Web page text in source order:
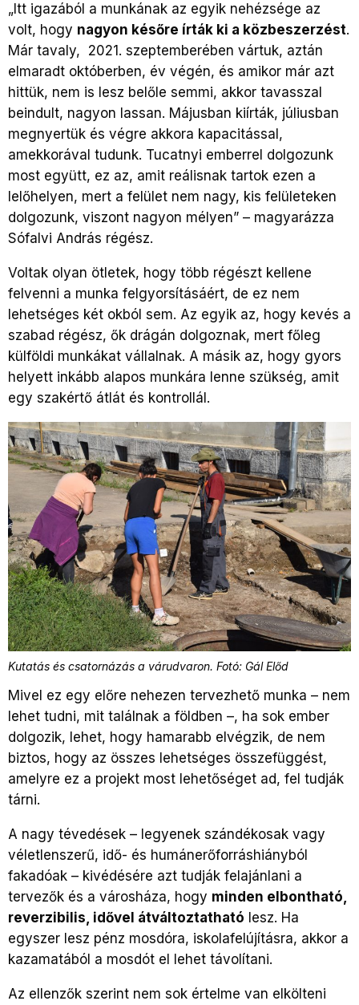
„Itt igazából a munkának az egyik nehézsége az
volt, hogy nagyon későre írták ki a közbeszerzést.
Már tavaly, 2021. szeptemberében vártuk, aztán
elmaradt októberben, év végén, és amikor már azt
hittük, nem is lesz belőle semmi, akkor tavasszal
beindult, nagyon lassan. Májusban kiírták, júliusban
megnyertük és végre akkora kapacitással,
amekkorával tudunk. Tucatnyi emberrel dolgozunk
most együtt, ez az, amit reálisnak tartok ezen a
lelőhelyen, mert a felület nem nagy, kis felületeken
dolgozunk, viszont nagyon mélyen” – magyarázza
Sófalvi András régész.
Voltak olyan ötletek, hogy több régészt kellene
felvenni a munka felgyorsításáért, de ez nem
lehetséges két okból sem. Az egyik az, hogy kevés a
szabad régész, ők drágán dolgoznak, mert főleg
külföldi munkákat vállalnak. A másik az, hogy gyors
helyett inkább alapos munkára lenne szükség, amit
egy szakértő átlát és kontrollál.
Kutatás és csatornázás a várudvaron. Fotó: Gál Előd
Mivel ez egy előre nehezen tervezhető munka – nem
lehet tudni, mit találnak a földben –, ha sok ember
dolgozik, lehet, hogy hamarabb elvégzik, de nem
biztos, hogy az összes lehetséges összefüggést,
amelyre ez a projekt most lehetőséget ad, fel tudják
tárni.
A nagy tévedések – legyenek szándékosak vagy
véletlenszerű, idő- és humánerőforráshiányból
fakadóak – kivédésére azt tudják felajánlani a
tervezők és a városháza, hogy minden elbontható,
reverzibilis, idővel átváltoztatható lesz. Ha
egyszer lesz pénz mosdóra, iskolafelújításra, akkor a
kazamatából a mosdót el lehet távolítani.
Az ellenzők szerint nem sok értelme van elkölteni